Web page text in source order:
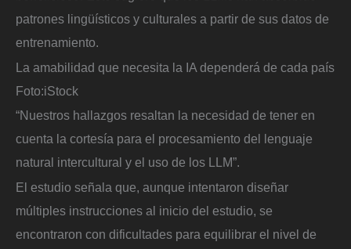
patrones lingüísticos y culturales a partir de sus datos de
entrenamiento.
La amabilidad que necesita la IA dependerá de cada país
Foto:iStock
“Nuestros hallazgos resaltan la necesidad de tener en
cuenta la cortesía para el procesamiento del lenguaje
natural intercultural y el uso de los LLM”.
El estudio señala que, aunque intentaron diseñar
múltiples instrucciones al inicio del estudio, se
encontraron con dificultades para equilibrar el nivel de